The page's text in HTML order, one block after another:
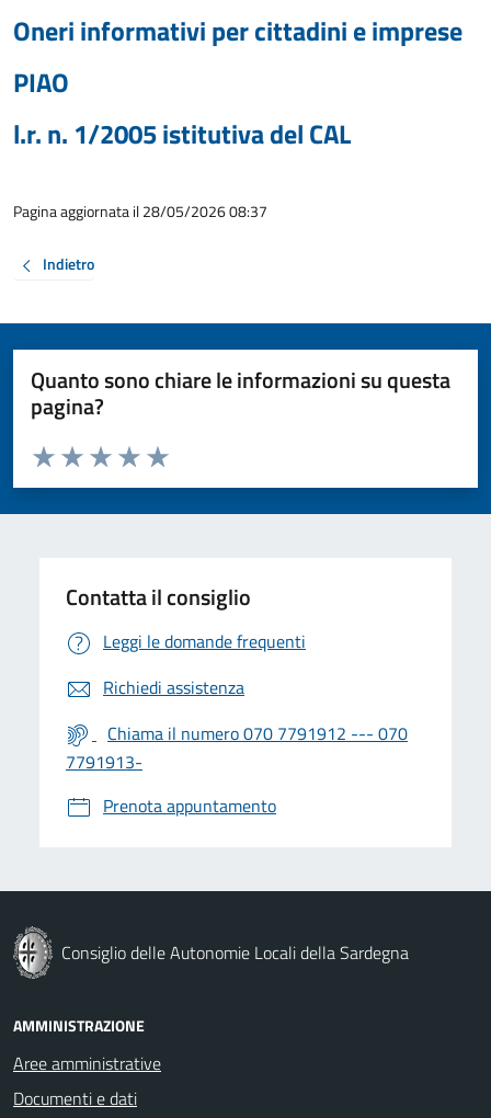
Oneri informativi per cittadini e imprese
PIAO
l.r. n. 1/2005 istitutiva del CAL
Pagina aggiornata il 28/05/2026 08:37
Indietro
Quanto sono chiare le informazioni su questa
pagina?
Valuta da 1 a 5 stelle la pagina
Valuta 5 stelle su 5
Valuta 4 stelle su 5
Valuta 3 stelle su 5
Valuta 2 stelle su 5
Valuta 1 stelle su 5
Contatta il consiglio
Leggi le domande frequenti
Richiedi assistenza
Chiama il numero 070 7791912 --- 070
7791913-
Prenota appuntamento
Consiglio delle Autonomie Locali della Sardegna
AMMINISTRAZIONE
Aree amministrative
Documenti e dati